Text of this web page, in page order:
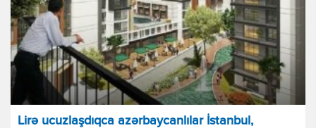
Lirə ucuzlaşdıqca azərbaycanlılar İstanbul,